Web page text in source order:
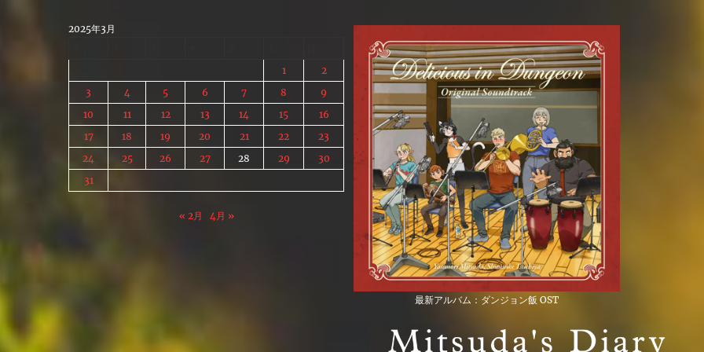
2025年3月
1
2
3
4 5 6 7 8
9
10
11 12 13 14 15
16
17
18 19 20 21 22
23
24
25 26 27 28 29
30
31
« 2月 4月 »
最新アルバム：ダンジョン飯 OST